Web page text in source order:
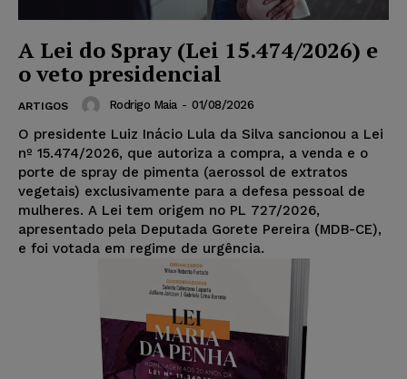
A Lei do Spray (Lei 15.474/2026) e
o veto presidencial
ARTIGOS Rodrigo Maia - 01/08/2026
O presidente Luiz Inácio Lula da Silva sancionou a Lei
nº 15.474/2026, que autoriza a compra, a venda e o
porte de spray de pimenta (aerossol de extratos
vegetais) exclusivamente para a defesa pessoal de
mulheres. A Lei tem origem no PL 727/2026,
apresentado pela Deputada Gorete Pereira (MDB-CE),
e foi votada em regime de urgência.